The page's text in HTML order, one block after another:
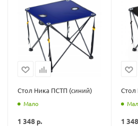
Стол Ника ПСТП (синий)
Мало
1 348 р.
Стол
1 348